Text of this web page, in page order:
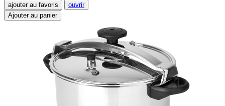
ajouter au favoris
ouvrir
Ajouter au panier